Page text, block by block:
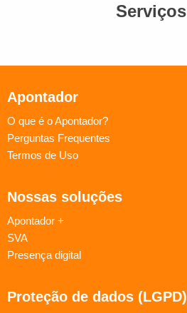
Serviços
Apontador
O que é o Apontador?
Perguntas Frequentes
Termos de Uso
Nossas soluções
Apontador +
SVA
Presença digital
Proteção de dados (LGPD)